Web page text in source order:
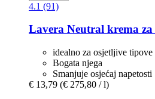
4.1 (91)
Lavera Neutral krema
idealno za osjetljive tipove
Bogata njega
Smanjuje osjećaj napetosti
€ 13,79 (€ 275,80 / l)